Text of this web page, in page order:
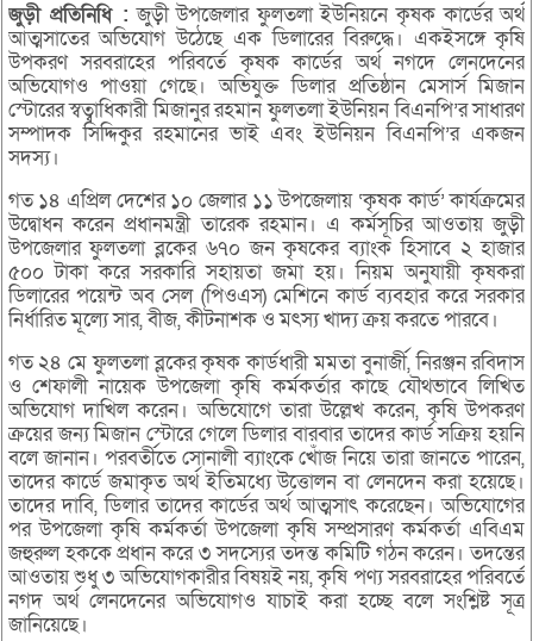
জুড়ীপ্রতিনিধি : জুড়ী উপজেলার ফুলতলা ইউনিয়নে কৃষক কার্ডের অর্থ
আত্মসাতের অভিযোগ উঠেছে এক ডিলারের বিরুদ্ধে। একইসঙ্গে কৃষি
উপকরণ সরবরাহের পরিবর্তে কৃষক কার্ডের অর্থ নগদে লেনদেনের
অভিযোগও পাওয়া গেছে। অভিযুক্ত ডিলার প্রতিষ্ঠান মেসার্স মিজান
স্টোরের স্বত্বাধিকারী মিজানুর রহমান ফুলতলা ইউনিয়ন বিএনপি’র সাধারণ
সম্পাদক সিদ্দিকুর রহমানের ভাই এবং ইউনিয়ন বিএনপি’র একজন
সদস্য।
গত ১৪ এপ্রিল দেশের ১০ জেলার ১১ উপজেলায় ‘কৃষক কার্ড’ কার্যক্রমের
উদ্বোধন করেন প্রধানমন্ত্রী তারেক রহমান। এ কর্মসূচির আওতায় জুড়ী
উপজেলার ফুলতলা ব্লকের ৬৭০ জন কৃষকের ব্যাংক হিসাবে ২ হাজার
৫০০ টাকা করে সরকারি সহায়তা জমা হয়। নিয়ম অনুযায়ী কৃষকরা
ডিলারের পয়েন্ট অব সেল (পিওএস) মেশিনে কার্ড ব্যবহার করে সরকার
নির্ধারিত মূল্যে সার, বীজ, কীটনাশক ও মৎস্য খাদ্য ক্রয় করতে পারবে।
গত ২৪ মে ফুলতলা ব্লকের কৃষক কার্ডধারী মমতা বুনার্জী, নিরঞ্জন রবিদাস
ও শেফালী নায়েক উপজেলা কৃষি কর্মকর্তার কাছে যৌথভাবে লিখিত
অভিযোগ দাখিল করেন। অভিযোগে তারা উল্লেখ করেন, কৃষি উপকরণ
ক্রয়ের জন্য মিজান স্টোরে গেলে ডিলার বারবার তাদের কার্ড সক্রিয় হয়নি
বলে জানান। পরবর্তীতে সোনালী ব্যাংকে খোঁজ নিয়ে তারা জানতে পারেন,
তাদের কার্ডে জমাকৃত অর্থ ইতিমধ্যে উত্তোলন বা লেনদেন করা হয়েছে।
তাদের দাবি, ডিলার তাদের কার্ডের অর্থ আত্মসাৎ করেছেন। অভিযোগের
পর উপজেলা কৃষি কর্মকর্তা উপজেলা কৃষি সম্প্রসারণ কর্মকর্তা এবিএম
জহুরুল হককে প্রধান করে ৩ সদস্যের তদন্ত কমিটি গঠন করেন। তদন্তের
আওতায় শুধু ৩ অভিযোগকারীর বিষয়ই নয়, কৃষি পণ্য সরবরাহের পরিবর্তে
নগদ অর্থ লেনদেনের অভিযোগও যাচাই করা হচ্ছে বলে সংশ্লিষ্ট সূত্র
জানিয়েছে।